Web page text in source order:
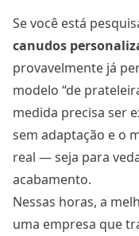
Se você está
canudos
provavelmente já
modelo “de
medida precisa ser
sem adaptação e o
real — seja para
acabamento.
Nessas horas, a
uma empresa que